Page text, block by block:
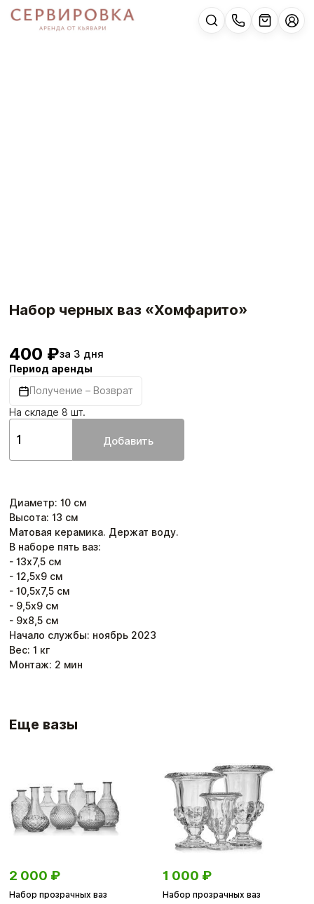
Набор черных ваз «Хомфарито»
400 ₽за 3 дня
Период аренды
Получение – Возврат
На складе 8 шт.
Добавить
Диаметр: 10 см
Высота: 13 см
Матовая керамика. Держат воду.
В наборе пять ваз:
- 13х7,5 см
- 12,5х9 см
- 10,5х7,5 см
- 9,5х9 см
- 9х8,5 см
Начало службы: ноябрь 2023
Вес: 1 кг
Монтаж: 2 мин
Еще вазы
2 000 ₽
Набор прозрачных ваз
1 000 ₽
Набор прозрачных ваз